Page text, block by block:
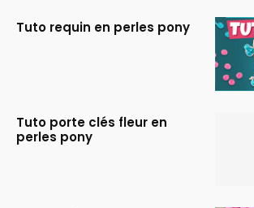
Tuto requin en perles pony
Tuto porte clés fleur en
perles pony